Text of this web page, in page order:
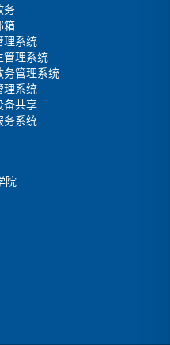
务
箱
理系统
管理系统
务管理系统
理系统
备共享
务系统
院